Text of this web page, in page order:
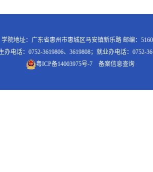
学院地址：广东省惠州市惠城区马安镇新乐路 邮编：
办电话：0752-3619806、3619808；就业办电话：0752-
粤ICP备14003975号-7
备案信息查询